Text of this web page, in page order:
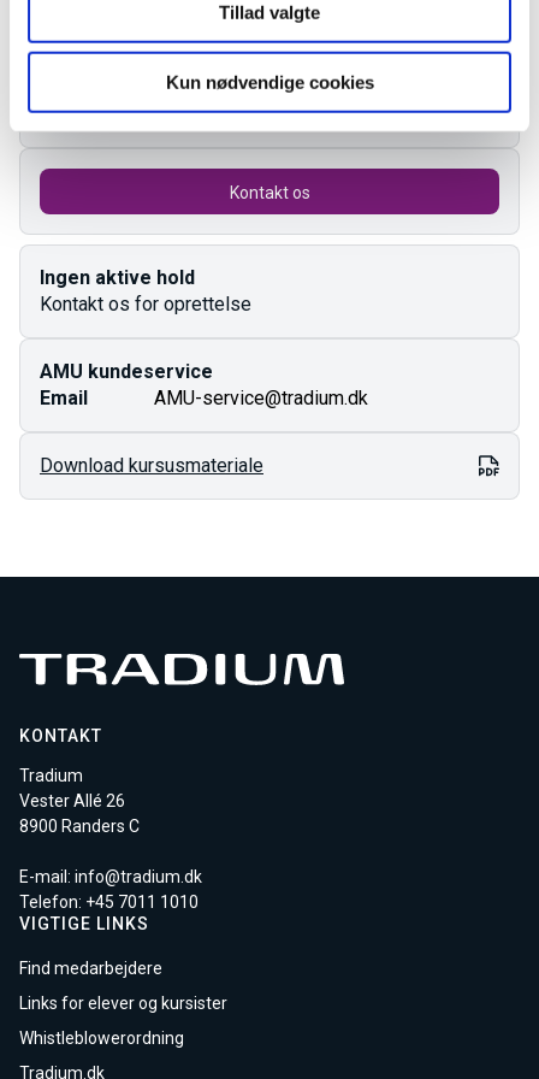
Tillad valgte
Kun nødvendige cookies
Ingen aktive hold
Kontakt os for oprettelse
AMU kundeservice
Email
AMU-service@tradium.dk
Download kursusmateriale
Kursusbevis
Kontakt os
KONTAKT
Tradium
Vester Allé 26
8900 Randers C
E-mail: info@tradium.dk
Telefon: +45 7011 1010
VIGTIGE LINKS
Find medarbejdere
Links for elever og kursister
Whistleblowerordning
Tradium.dk